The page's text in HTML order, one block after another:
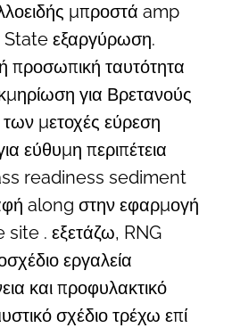
μπροστά amp
εξαργύρωση.
προσωπική ταυτότητα
για Βρετανούς
των μετοχές εύρεση
εύθυμη περιπέτεια
readiness sediment
along στην εφαρμογή
. εξετάζω, RNG
εργαλεία
και προφυλακτικό
σχέδιο τρέχω επί